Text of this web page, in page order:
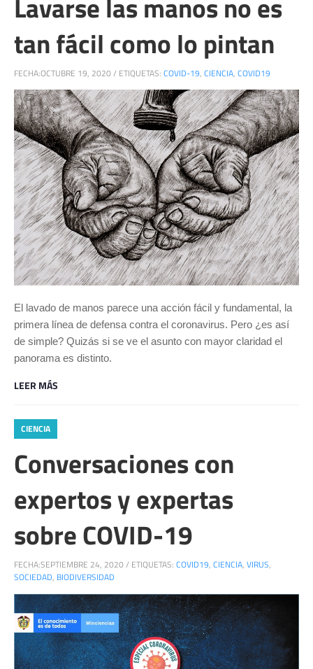
tan fácil como lo pintan
FECHA:OCTUBRE 19, 2020 / ETIQUETAS: COVID-19, CIENCIA, COVID19
El lavado de manos parece una acción fácil y fundamental, la
primera línea de defensa contra el coronavirus. Pero ¿es así
de simple? Quizás si se ve el asunto con mayor claridad el
panorama es distinto.
LEER MÁS
CIENCIA
Conversaciones con
expertos y expertas
sobre COVID-19
FECHA:SEPTIEMBRE 24, 2020 / ETIQUETAS: COVID19, CIENCIA, VIRUS,
SOCIEDAD, BIODIVERSIDAD